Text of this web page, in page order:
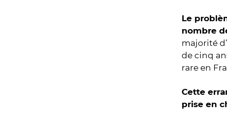
Le
nombre
majorité
de cinq
rare en
Cette
prise en